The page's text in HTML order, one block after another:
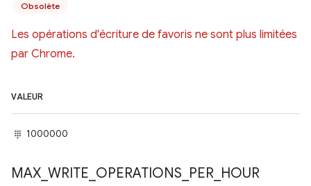
Obsolète
Les opérations d'écriture de favoris ne sont plus limitées
par Chrome.
VALEUR
1000000
MAX WRITE OPERATIONS PER HOUR